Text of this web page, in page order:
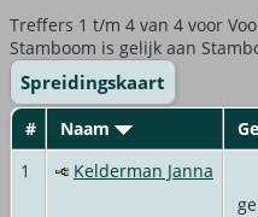
Treffers 1 t/m 4 van 4 voor
Stamboom is gelijk aan
Spreidingskaart
# Naam
1
Kelderman Janna